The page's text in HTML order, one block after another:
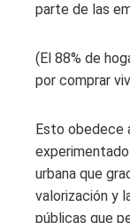
parte de las
(El 88% de
por comprar
Esto obedece
urbana que
valorización y
públicas que